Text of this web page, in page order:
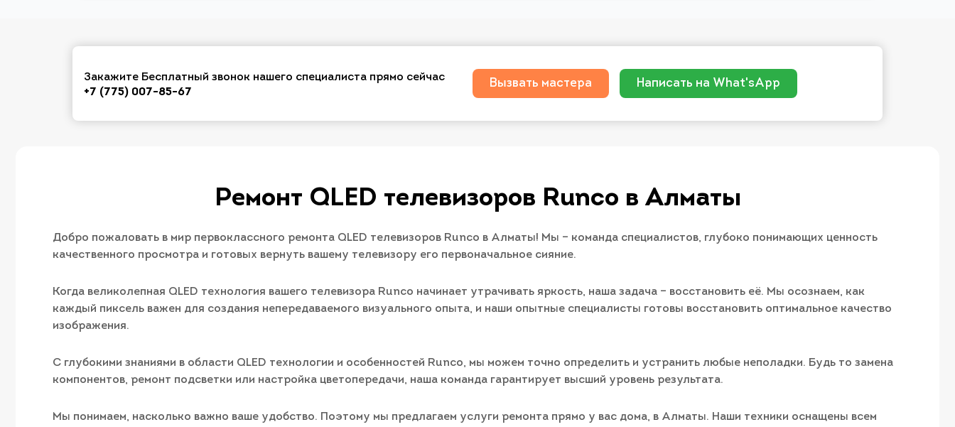
Закажите Бесплатный звонок нашего специалиста прямо сейчас
+7 (775) 007-85-67
Вызвать мастера Написать на What'sApp
Ремонт QLED телевизоров Runco в Алматы
Добро пожаловать в мир первоклассного ремонта QLED телевизоров Runco в Алматы! Мы – команда специалистов, глубоко понимающих ценность
качественного просмотра и готовых вернуть вашему телевизору его первоначальное сияние.
Когда великолепная QLED технология вашего телевизора Runco начинает утрачивать яркость, наша задача – восстановить её. Мы осознаем, как
каждый пиксель важен для создания непередаваемого визуального опыта, и наши опытные специалисты готовы восстановить оптимальное качество
изображения.
С глубокими знаниями в области QLED технологии и особенностей Runco, мы можем точно определить и устранить любые неполадки. Будь то замена
компонентов, ремонт подсветки или настройка цветопередачи, наша команда гарантирует высший уровень результата.
Мы понимаем, насколько важно ваше удобство. Поэтому мы предлагаем услуги ремонта прямо у вас дома, в Алматы. Наши техники оснащены всем